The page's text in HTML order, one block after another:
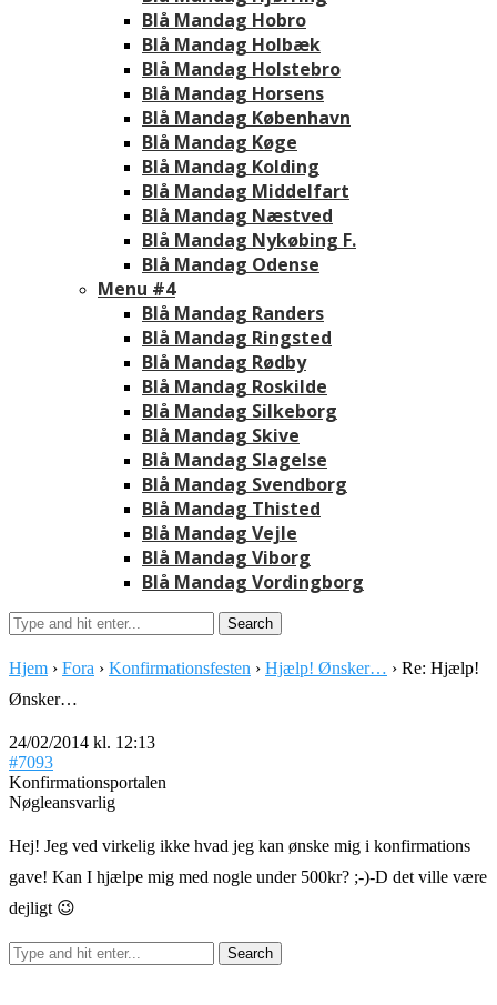
Blå Mandag Hobro
Blå Mandag Holbæk
Blå Mandag Holstebro
Blå Mandag Horsens
Blå Mandag København
Blå Mandag Køge
Blå Mandag Kolding
Blå Mandag Middelfart
Blå Mandag Næstved
Blå Mandag Nykøbing F.
Blå Mandag Odense
Menu #4
Blå Mandag Randers
Blå Mandag Ringsted
Blå Mandag Rødby
Blå Mandag Roskilde
Blå Mandag Silkeborg
Blå Mandag Skive
Blå Mandag Slagelse
Blå Mandag Svendborg
Blå Mandag Thisted
Blå Mandag Vejle
Blå Mandag Viborg
Blå Mandag Vordingborg
Hjem › Fora › Konfirmationsfesten › Hjælp! Ønsker… › Re: Hjælp!
Ønsker…
24/02/2014 kl. 12:13
#7093
Konfirmationsportalen
Nøgleansvarlig
Hej! Jeg ved virkelig ikke hvad jeg kan ønske mig i konfirmations
gave! Kan I hjælpe mig med nogle under 500kr? ;-)-D det ville være
dejligt 😉